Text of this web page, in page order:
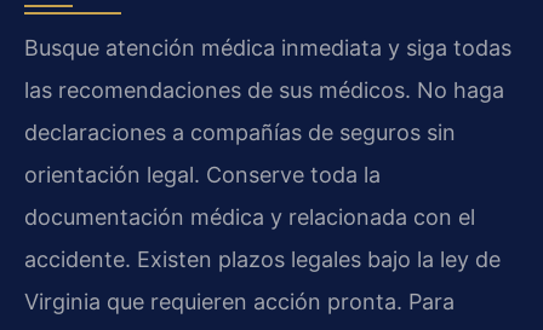
Busque atención médica inmediata y siga todas
las recomendaciones de sus médicos. No haga
declaraciones a compañías de seguros sin
orientación legal. Conserve toda la
documentación médica y relacionada con el
accidente. Existen plazos legales bajo la ley de
Virginia que requieren acción pronta. Para